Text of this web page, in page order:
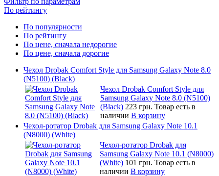
По рейтингу
По популярности
По рейтингу
По цене, сначала недорогие
По цене, сначала дорогие
Чехол Drobak Comfort Style для Samsung Galaxy Note 8.0
(N5100) (Black)
Чехол Drobak Comfort Style для
Samsung Galaxy Note 8.0 (N5100)
(Black) 223 грн. Товар есть в
наличии В корзину
Чехол-ротатор Drobak для Samsung Galaxy Note 10.1
(N8000) (White)
Чехол-ротатор Drobak для
Samsung Galaxy Note 10.1 (N8000)
(White) 101 грн. Товар есть в
наличии В корзину